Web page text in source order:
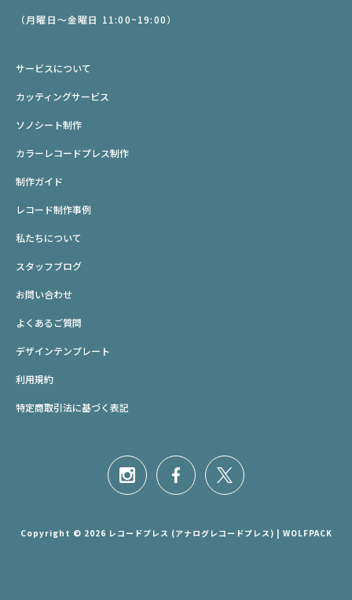
（月曜日～金曜日 11:00~19:00）
サービスについて
カッティングサービス
ソノシート制作
カラーレコードプレス制作
制作ガイド
レコード制作事例
私たちについて
スタッフブログ
お問い合わせ
よくあるご質問
デザインテンプレート
利用規約
特定商取引法に基づく表記
Copyright © 2026 レコードプレス (アナログレコードプレス) | WOLFPACK